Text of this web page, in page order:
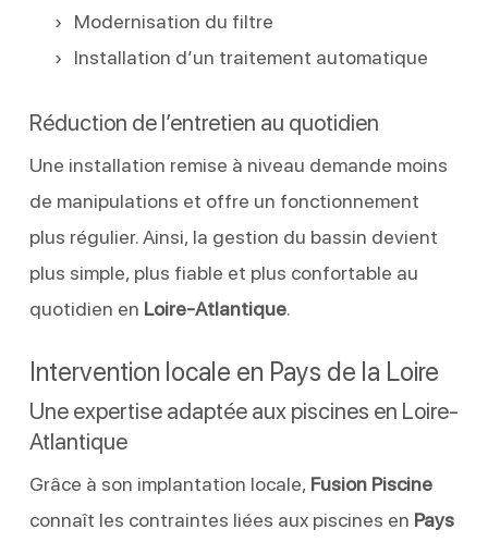
Modernisation du filtre
Installation d’un traitement automatique
Réduction de l’entretien au quotidien
Une installation remise à niveau demande moins
de manipulations et offre un fonctionnement
plus régulier. Ainsi, la gestion du bassin devient
plus simple, plus fiable et plus confortable au
quotidien en Loire-Atlantique.
Intervention locale en Pays de la Loire
Une expertise adaptée aux piscines en Loire-
Atlantique
Grâce à son implantation locale, Fusion Piscine
connaît les contraintes liées aux piscines en Pays